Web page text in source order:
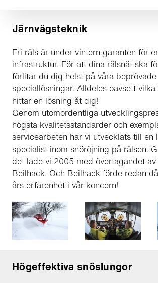
Järnvägsteknik
Fri räls är under vintern garanten för
infrastruktur. För att dina rälsnät ska
förlitar du dig helst på våra beprövade
speciallösningar. Alldeles oavsett
hittar en lösning åt dig!
Genom utomordentliga
högsta kvalitetsstandarder och
servicearbeten har vi utvecklats till en
specialist inom snöröjning på rälsen.
det lade vi 2005 med övertagandet
Beilhack. Och Beilhack förde redan
års erfarenhet i vår koncern!
Högeffektiva snöslungor